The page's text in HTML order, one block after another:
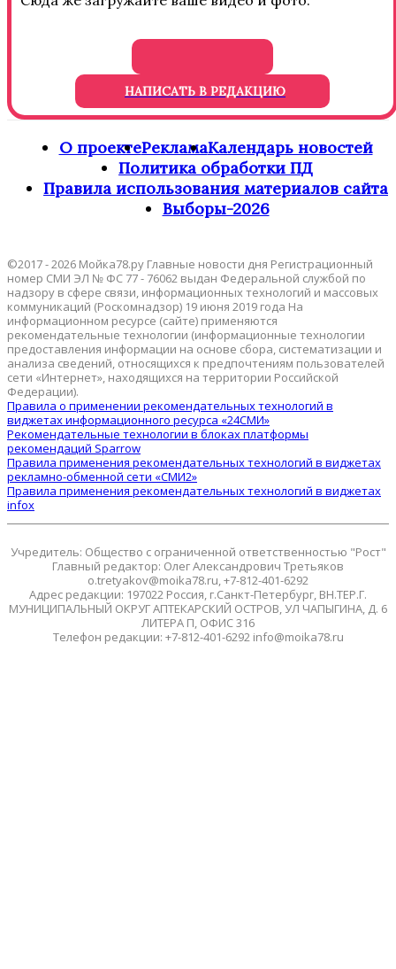
НАПИСАТЬ В РЕДАКЦИЮ
О проектеРекламаКалендарь новостей
Политика обработки ПД
Правила использования материалов сайта
Выборы-2026
©2017 - 2026 Мойка78.ру Главные новости дня Регистрационный
номер СМИ ЭЛ № ФС 77 - 76062 выдан Федеральной службой по
надзору в сфере связи, информационных технологий и массовых
коммуникаций (Роскомнадзор) 19 июня 2019 года На
информационном ресурсе (сайте) применяются
рекомендательные технологии (информационные технологии
предоставления информации на основе сбора, систематизации и
анализа сведений, относящихся к предпочтениям пользователей
сети «Интернет», находящихся на территории Российской
Федерации).
Правила о применении рекомендательных технологий в
виджетах информационного ресурса «24СМИ»
Рекомендательные технологии в блоках платформы
рекомендаций Sparrow
Правила применения рекомендательных технологий в виджетах
рекламно-обменной сети «СМИ2»
Правила применения рекомендательных технологий в виджетах
infox
Учредитель: Общество с ограниченной ответственностью "Рост"
Главный редактор: Олег Александрович Третьяков
o.tretyakov@moika78.ru, +7-812-401-6292
Адрес редакции: 197022 Россия, г.Санкт-Петербург, ВН.ТЕР.Г.
МУНИЦИПАЛЬНЫЙ ОКРУГ АПТЕКАРСКИЙ ОСТРОВ, УЛ ЧАПЫГИНА, Д. 6
ЛИТЕРА П, ОФИС 316
Телефон редакции: +7-812-401-6292 info@moika78.ru